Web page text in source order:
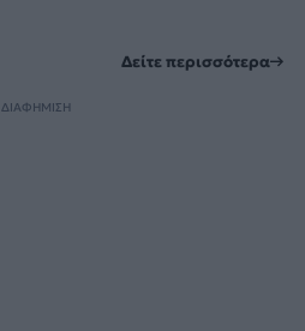
Δείτε περισσότερα
ΔΙΑΦΗΜΙΣΗ